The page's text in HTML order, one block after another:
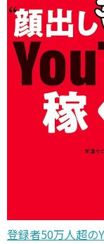
登録者50万人超の